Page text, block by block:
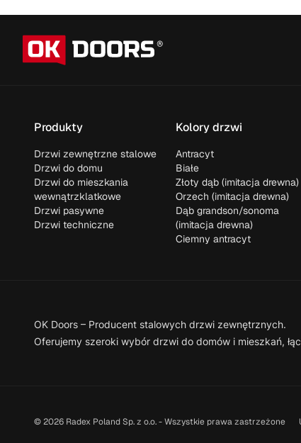
Produkty
Drzwi zewnętrzne stalowe
Drzwi do domu
Drzwi do mieszkania
wewnątrzklatkowe
Drzwi pasywne
Drzwi techniczne
Kolory drzwi
Antracyt
Białe
Złoty dąb (imitacja drewna)
Orzech (imitacja drewna)
Dąb grandson/sonoma
(imitacja drewna)
Ciemny antracyt
OK Doors – Producent stalowych drzwi zewnętrznych.
Oferujemy szeroki wybór drzwi do domów i mieszkań,
© 2026 Radex Poland Sp. z o.o. - Wszystkie prawa zastrzeżone